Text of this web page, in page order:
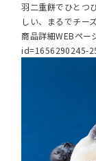
羽二重餅でひとつ
しい、まるでチー
商品詳細WEBペー
id=1656290245-